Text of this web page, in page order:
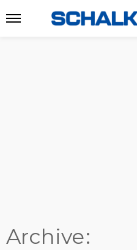
Archive